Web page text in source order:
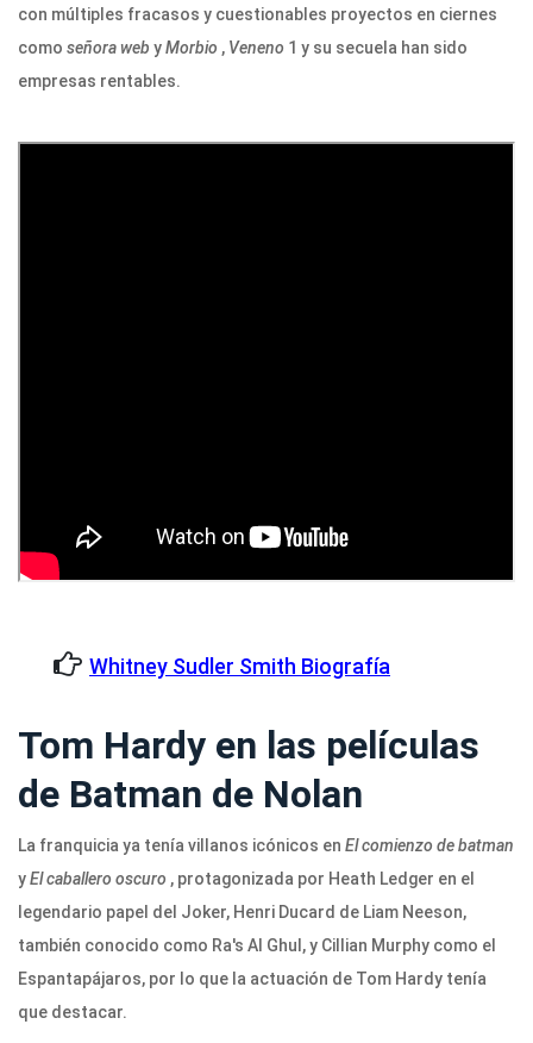
con múltiples fracasos y cuestionables proyectos en ciernes
como señora web yMorbio , Veneno 1 y su secuela han sido
empresas rentables.
Whitney Sudler Smith Biografía
Tom Hardy en las películas
de Batman de Nolan
La franquicia ya tenía villanos icónicos en El comienzo de batman
yEl caballero oscuro , protagonizada por Heath Ledger en el
legendario papel del Joker, Henri Ducard de Liam Neeson,
también conocido como Ra's Al Ghul, y Cillian Murphy como el
Espantapájaros, por lo que la actuación de Tom Hardy tenía
que destacar.